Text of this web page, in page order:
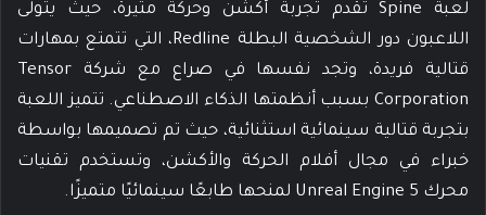
لعبة Spine تقدم تجربة أكشن وحركة مثيرة، حيث يتولى
اللاعبون دور الشخصية البطلة Redline، التي تتمتع بمهارات
قتالية فريدة، وتجد نفسها في صراع مع شركة Tensor
Corporation بسبب أنظمتها الذكاء الاصطناعي. تتميز اللعبة
بتجربة قتالية سينمائية استثنائية، حيث تم تصميمها بواسطة
خبراء في مجال أفلام الحركة والأكشن، وتستخدم تقنيات
محرك Unreal Engine 5 لمنحها طابعًا سينمائيًا متميزًا.